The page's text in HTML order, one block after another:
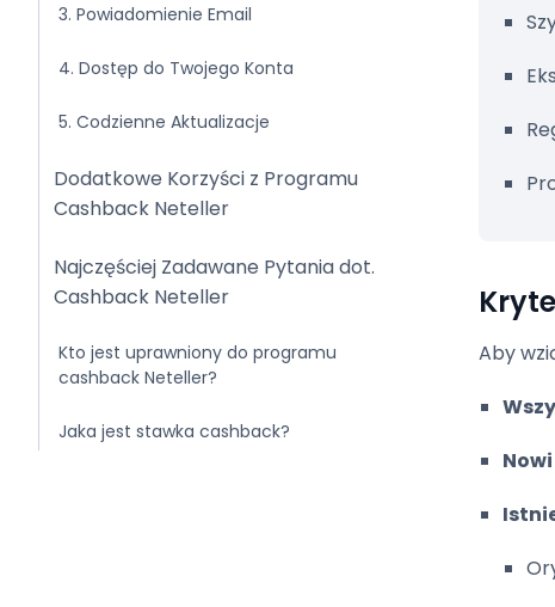
3. Powiadomienie Email
4. Dostęp do Twojego Konta
5. Codzienne Aktualizacje
Dodatkowe Korzyści z Programu
Cashback Neteller
Najczęściej Zadawane Pytania dot.
Cashback Neteller
Kto jest uprawniony do programu
cashback Neteller?
Jaka jest stawka cashback?
Aby